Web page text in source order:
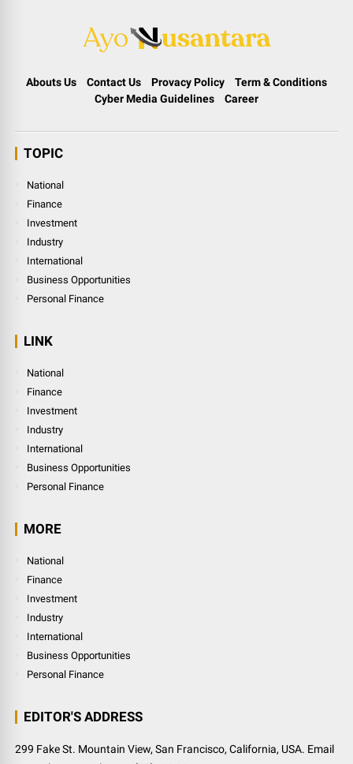
Abouts Us Contact Us Provacy Policy
Term & Conditions
Cyber Media Guidelines
Career
TOPIC
National
Finance
Investment
Industry
International
Business Opportunities
Personal Finance
LINK
National
Finance
Investment
Industry
International
Business Opportunities
Personal Finance
MORE
National
Finance
Investment
Industry
International
Business Opportunities
Personal Finance
EDITOR'S ADDRESS
299 Fake St. Mountain View, San Francisco, California, USA. Email